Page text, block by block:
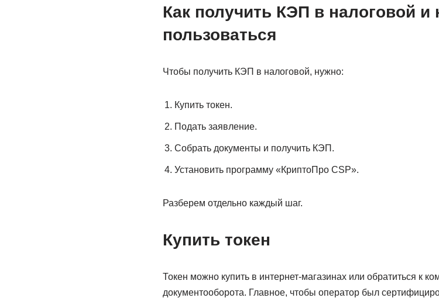
Как получить КЭП в налоговой и
пользоваться
Чтобы получить КЭП в налоговой, нужно:
Купить токен.
Подать заявление.
Собрать документы и получить КЭП.
Установить программу «КриптоПро CSP».
Разберем отдельно каждый шаг.
Купить токен
Токен можно купить в интернет-магазинах или обратиться к
документооборота. Главное, чтобы оператор был